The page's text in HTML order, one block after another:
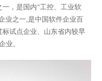
，是国内“工控、工业软
业之一,是中国软件企业百
试点企业、山东省内较早
业。